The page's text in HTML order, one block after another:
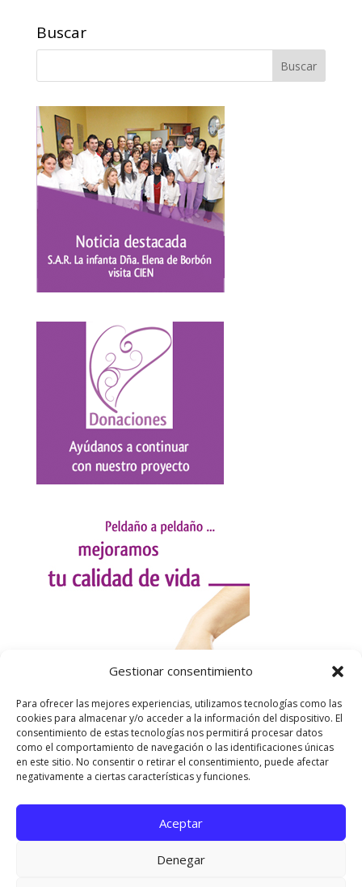
Gestionar consentimiento
Para ofrecer las mejores experiencias, utilizamos tecnologías como las
cookies para almacenar y/o acceder a la información del dispositivo. El
consentimiento de estas tecnologías nos permitirá procesar datos
como el comportamiento de navegación o las identificaciones únicas
en este sitio. No consentir o retirar el consentimiento, puede afectar
negativamente a ciertas características y funciones.
Aceptar
Denegar
Buscar
Utilizamos cookies para ofrecerte la mejor experiencia en
Puedes aprender más sobre qué cookies utilizamos o